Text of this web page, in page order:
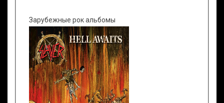
Зарубежные рок альбомы